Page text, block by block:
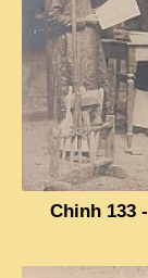
Chinh 133